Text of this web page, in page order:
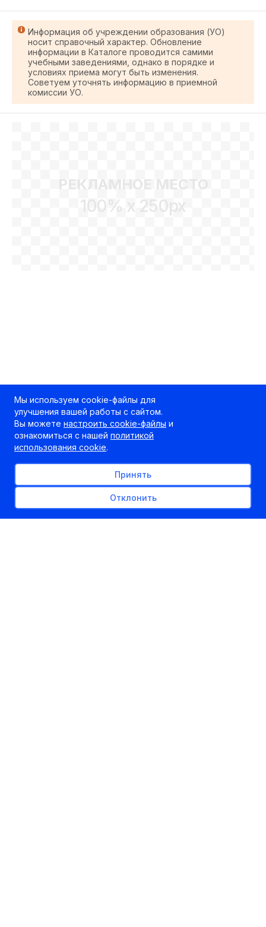
Информация об учреждении образования (УО)
носит справочный характер. Обновление
информации в Каталоге проводится самими
учебными заведениями, однако в порядке и
условиях приема могут быть изменения.
Советуем уточнять информацию в приемной
комиссии УО.
РЕКЛАМНОЕ МЕСТО
100% x 250px
Мы используем cookie-файлы для
улучшения вашей работы с сайтом.
Вы можете настроить cookie-файлы и
ознакомиться с нашей политикой
использования cookie.
Принять
Отклонить